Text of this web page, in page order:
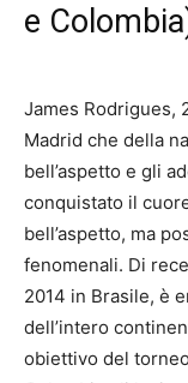
e
James Rodrigues,
Madrid che della
bell’aspetto e gli
conquistato il
bell’aspetto, ma
fenomenali. Di
2014 in Brasile, è
dell’intero
obiettivo del